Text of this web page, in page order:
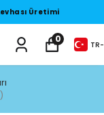
Üretimi
0
TR-